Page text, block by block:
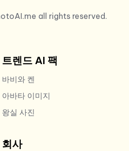
all rights reserved.
트렌드 AI 팩
바비와 켄
아바타 이미지
왕실 사진
회사